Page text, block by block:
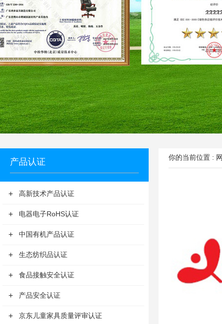
产品认证
+ 高新技术产品认证
+ 电器电子RoHS认证
+ 中国有机产品认证
+ 生态纺织品认证
+ 食品接触安全认证
+ 产品安全认证
+ 京东儿童家具质量评审认证
你的当前位置 :